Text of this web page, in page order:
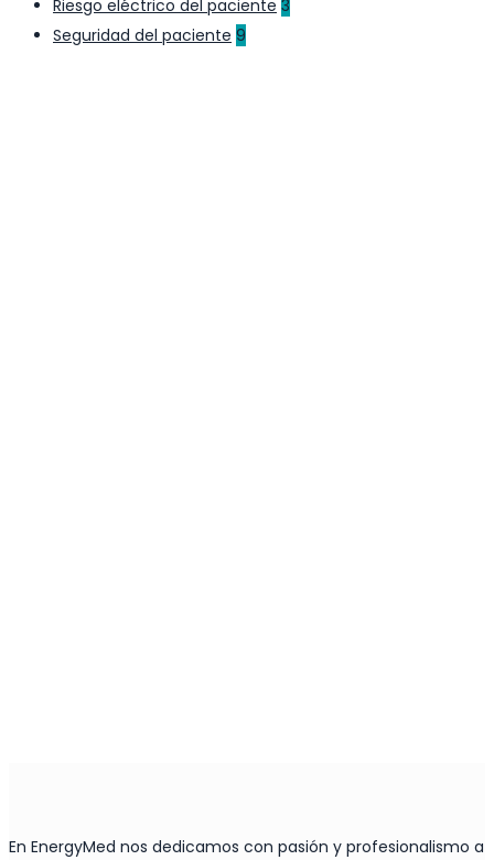
Riesgo eléctrico del paciente 3
Seguridad del paciente 9
En EnergyMed nos dedicamos con pasión y profesionalismo a